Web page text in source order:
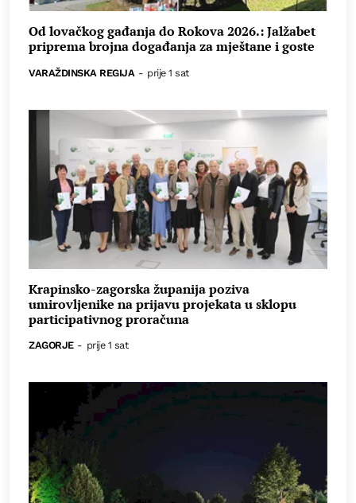
Od lovačkog gađanja do Rokova 2026.: Jalžabet
priprema brojna događanja za mještane i goste
VARAŽDINSKA REGIJA - prije 1 sat
Krapinsko-zagorska županija poziva
umirovljenike na prijavu projekata u sklopu
participativnog proračuna
ZAGORJE - prije 1 sat